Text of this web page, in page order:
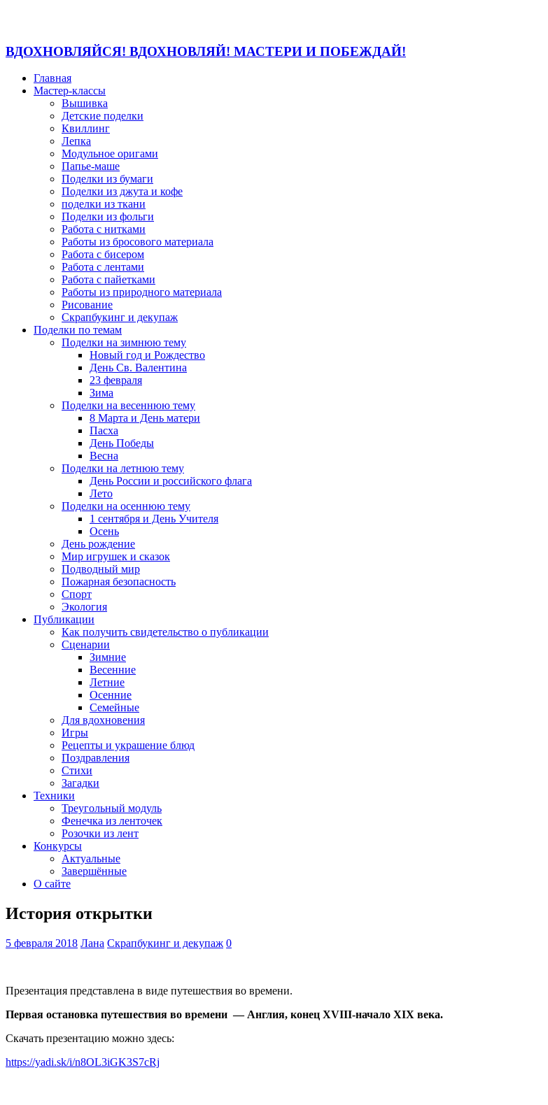
ВДОХНОВЛЯЙСЯ! ВДОХНОВЛЯЙ! МАСТЕРИ И ПОБЕЖДАЙ!
Главная
Мастер-классы
Вышивка
Детские поделки
Квиллинг
Лепка
Модульное оригами
Папье-маше
Поделки из бумаги
Поделки из джута и кофе
поделки из ткани
Поделки из фольги
Работа с нитками
Работы из бросового материала
Работа с бисером
Работа с лентами
Работа с пайетками
Работы из природного материала
Рисование
Скрапбукинг и декупаж
Поделки по темам
Поделки на зимнюю тему
Новый год и Рождество
День Св. Валентина
23 февраля
Зима
Поделки на весеннюю тему
8 Марта и День матери
Пасха
День Победы
Весна
Поделки на летнюю тему
День России и российского флага
Лето
Поделки на осеннюю тему
1 сентября и День Учителя
Осень
День рождение
Мир игрушек и сказок
Подводный мир
Пожарная безопасность
Спорт
Экология
Публикации
Как получить свидетельство о публикации
Сценарии
Зимние
Весенние
Летние
Осенние
Семейные
Для вдохновения
Игры
Рецепты и украшение блюд
Поздравления
Стихи
Загадки
Техники
Треугольный модуль
Фенечка из ленточек
Розочки из лент
Конкурсы
Актуальные
Завершённые
О сайте
История открытки
5 февраля 2018 Лана Скрапбукинг и декупаж 0
Презентация представлена в виде путешествия во времени.
Первая остановка путешествия во времени — Англия, конец XVIII-начало XIX века.
Скачать презентацию можно здесь:
https://yadi.sk/i/n8OL3iGK3S7cRj